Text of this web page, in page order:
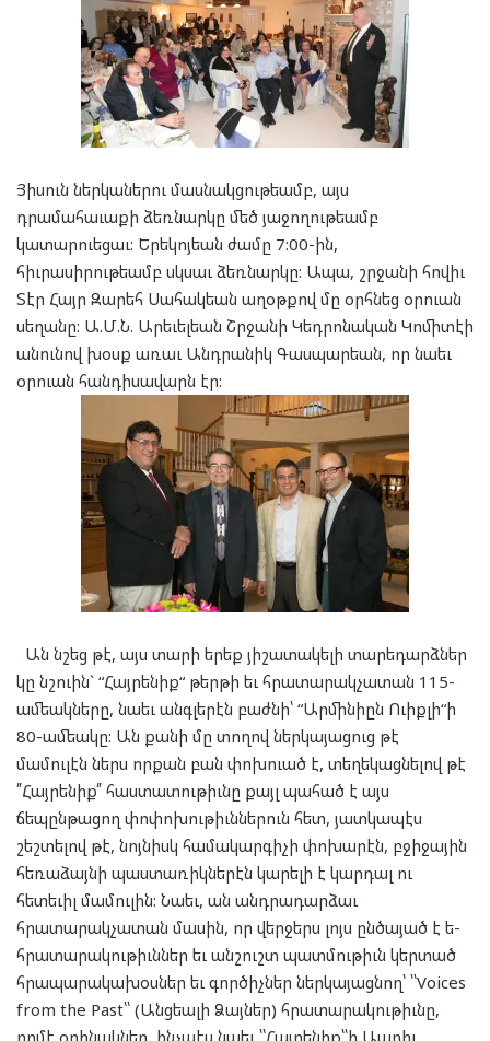
Յիսուն ներկաներու մասնակցութեամբ, այս
դրամահաւաքի ձեռնարկը մեծ յաջողութեամբ
կատարուեցաւ: Երեկոյեան ժամը 7:00-ին,
հիւրասիրութեամբ սկսաւ ձեռնարկը: Ապա, շրջանի հովիւ
Տէր Հայր Զարեհ Սահակեան աղօթքով մը օրհնեց օրուան
սեղանը: Ա.Մ.Ն. Արեւելեան Շրջանի Կեդրոնական Կոմիտէի
անունով խօսք առաւ Անդրանիկ Գասպարեան, որ նաեւ
օրուան հանդիսավարն էր:
Ան նշեց թէ, այս տարի երեք յիշատակելի տարեդարձներ
կը նշուին` “Հայրենիք“ թերթի եւ հրատարակչատան 115-
ամեակները, նաեւ անգլերէն բաժնի՝ “Արմինիըն Ուիքլի“ի
80-ամեակը: Ան քանի մը տողով ներկայացուց թէ
մամուլէն ներս որքան բան փոխուած է, տեղեկացնելով թէ
՛՛Հայրենիք՛՛ հաստատութիւնը քայլ պահած է այս
ճեպընթացող փոփոխութիւններուն հետ, յատկապէս
շեշտելով թէ, նոյնիսկ համակարգիչի փոխարէն, բջիջային
հեռաձայնի պաստառիկներէն կարելի է կարդալ ու
հետեւիլ մամուլին: Նաեւ, ան անդրադարձաւ
հրատարակչատան մասին, որ վերջերս լոյս ընծայած է ե-
հրատարակութիւններ եւ անշուշտ պատմութիւն կերտած
հրապարակախօսներ եւ գործիչներ ներկայացնող՝ ՝՝Voices
from the Past՝՝ (Անցեալի Ձայներ) հրատարակութիւնը,